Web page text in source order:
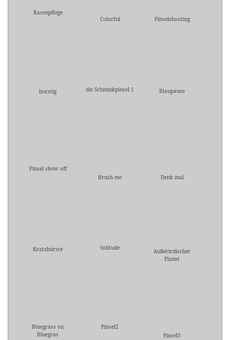
Rasenpflege
Colorful
Pinselshooting
borstig die Schminkpinsel 1 Blaupause
Pinsel show off
Brush me
Denk mal
Kratzbürste Solitude
Außerirdischer
Planet
Bluegrass on
Bluegras
Pinsel2
Pinsel3